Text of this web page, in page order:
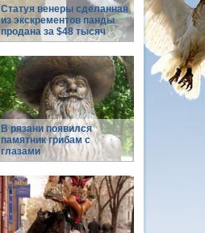
Статуя венеры сделанная
из экскрементов панды
продана за $48 тысяч
В рязани появился
памятник грибам с
глазами